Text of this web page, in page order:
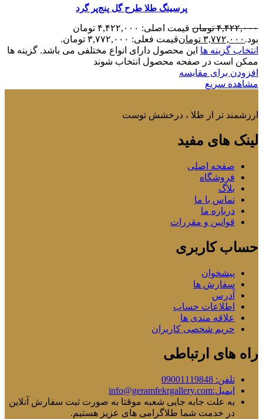
پرسینگ طلا طرح گل پنج‌پر گرد
۴,۴۲۲,۰۰۰ تومان
قیمت اصلی: ۴,۴۲۲,۰۰۰ تومان
بود. ۳,۷۷۲,۰۰۰ تومانقیمت فعلی: ۳,۷۷۲,۰۰۰ تومان.
انتخاب گزینه ها این محصول دارای انواع مختلفی می باشد. گزینه ها
ممکن است در صفحه محصول انتخاب شوند
افزودن برای مقایسه
مشاهده سریع
ارزشمند تر از طلا ، درخشش توست
لینک های مفید
صفحه اصلی
فروشگاه
بلاگ
تماس با ما
درباره ما
قوانین و مقررات
حساب کاربری
پیشخوان
سفارش ها
آدرس
اطلاعات حساب
علاقه مندی ها
حریم شخصی کاربران
راه های ارتباطی
تلفن: 09001119848
ایمیل:info@geramfekrgallery.com
به علت جابه جایی شعبه موقتا به صورت ثبت سفارش آنلاین
در خدمت شما طلاگرامی های عزیز هستیم.